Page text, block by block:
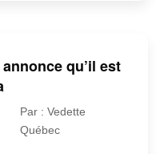
qu’il est
Par : Vedette
Québec